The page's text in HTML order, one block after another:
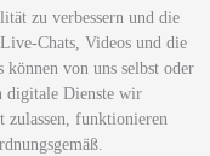
zu verbessern und die
Chats, Videos und die
können von uns selbst oder
digitale Dienste wir
zulassen, funktionieren